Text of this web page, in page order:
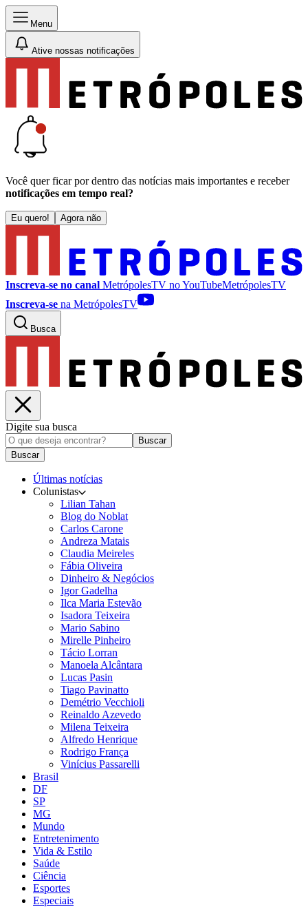
Menu
Ative nossas notificações
Você quer ficar por dentro das notícias mais importantes e receber
notificações em tempo real?
Eu quero! Agora não
Inscreva-se no canal MetrópolesTV noYouTubeMetrópolesTV
Inscreva-se na MetrópolesTV
Busca
Digite sua busca
Buscar
Buscar
Últimas notícias
Colunistas
Lilian Tahan
Blog do Noblat
Carlos Carone
Andreza Matais
Claudia Meireles
Fábia Oliveira
Dinheiro & Negócios
Igor Gadelha
Ilca Maria Estevão
Isadora Teixeira
Mario Sabino
Mirelle Pinheiro
Tácio Lorran
Manoela Alcântara
Lucas Pasin
Tiago Pavinatto
Demétrio Vecchioli
Reinaldo Azevedo
Milena Teixeira
Alfredo Henrique
Rodrigo França
Vinícius Passarelli
Brasil
DF
SP
MG
Mundo
Entretenimento
Vida & Estilo
Saúde
Ciência
Esportes
Especiais